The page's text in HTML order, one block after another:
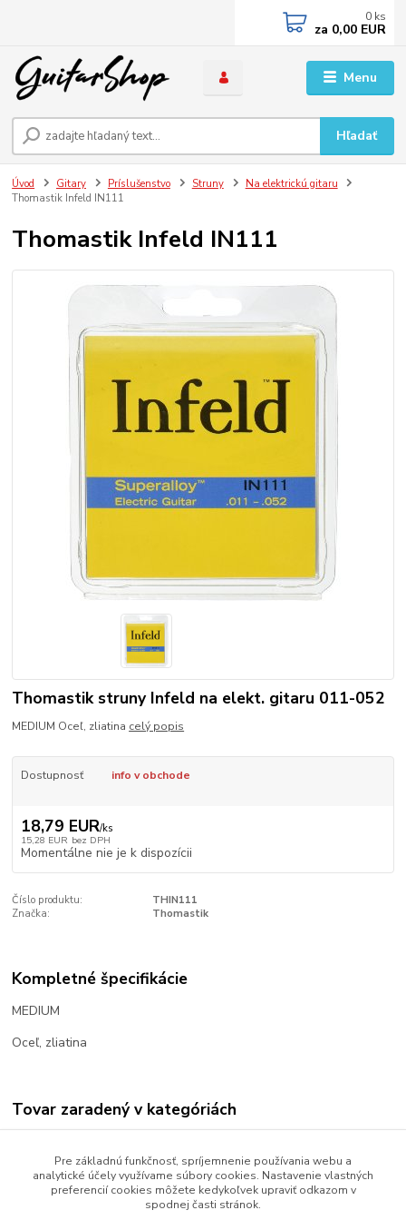
Menu
Hľadať
0 ks
za 0,00 EUR
Úvod Gitary Príslušenstvo Struny
Na elektrickú gitaru
Thomastik Infeld IN111
Thomastik Infeld IN111
Thomastik struny Infeld na elekt. gitaru 011-052
MEDIUM Oceľ, zliatina celý popis
Dostupnosť info v obchode
18,79 EUR/ks
15,28 EUR bez DPH
Momentálne nie je k dispozícii
Číslo produktu:
THIN111
Značka:
Thomastik
Kompletné špecifikácie
MEDIUM
Oceľ, zliatina
Tovar zaradený v kategóriách
Príslušenstvo
Struny
Pre základnú funkčnosť, spríjemnenie používania webu a
analytické účely využívame súbory cookies. Nastavenie vlastných
preferencií cookies môžete kedykoľvek upraviť odkazom v
spodnej časti stránok.